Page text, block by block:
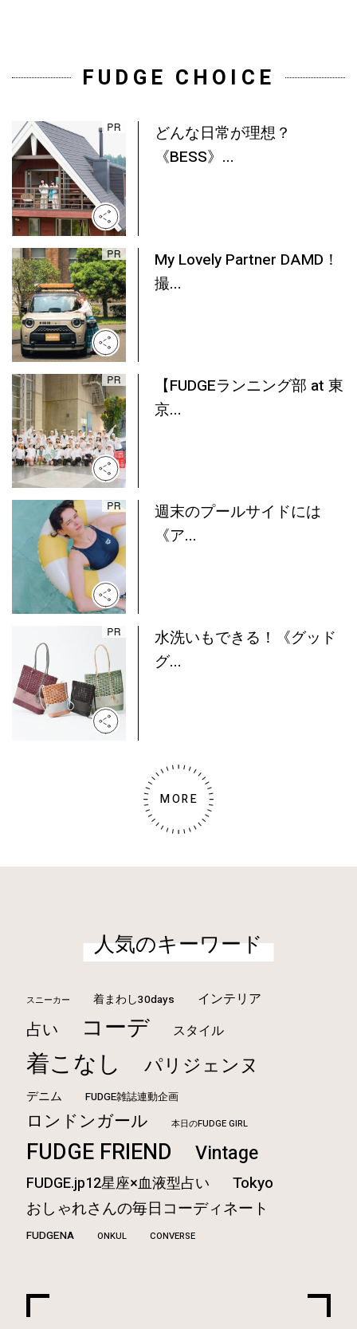
FUDGE CHOICE
どんな日常が理想？
《BESS》...
My Lovely Partner DAMD！
撮...
【FUDGEランニング部 at 東
京...
週末のプールサイドには
《ア...
水洗いもできる！《グッド
グ...
MORE
人気のキーワード
スニーカー 着まわし30days インテリア
占い コーデ スタイル
着こなし パリジェンヌ
デニム FUDGE雑誌連動企画
ロンドンガール 本日のFUDGE GIRL
FUDGE FRIEND Vintage
FUDGE.jp12星座×血液型占い
Tokyo
おしゃれさんの毎日コーディネート
FUDGENA ONKUL CONVERSE